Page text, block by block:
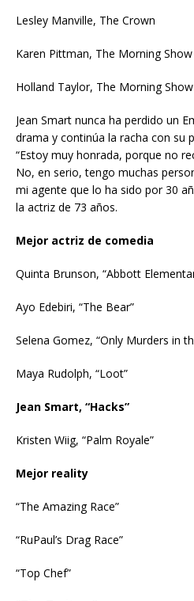
Lesley Manville, The Crown
Karen Pittman, The Morning Show
Holland Taylor, The Morning Show
Jean Smart nunca ha perdido un
drama y continúa la racha con su
“Estoy muy honrada, porque no
No, en serio, tengo muchas
mi agente que lo ha sido por 30
la actriz de 73 años.
Mejor actriz de comedia
Quinta Brunson, “Abbott
Ayo Edebiri, “The Bear”
Selena Gomez, “Only Murders in
Maya Rudolph, “Loot”
Jean Smart, “Hacks”
Kristen Wiig, “Palm Royale”
Mejor reality
“The Amazing Race”
“RuPaul’s Drag Race”
“Top Chef”